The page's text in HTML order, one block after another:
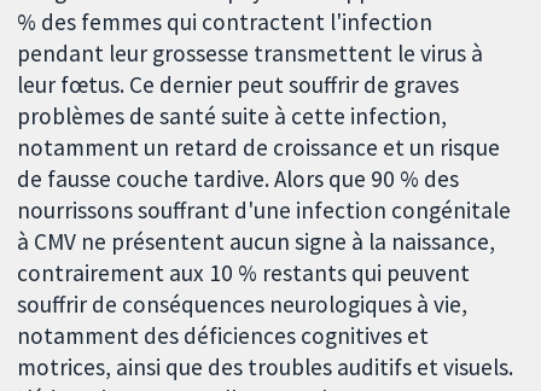
% des femmes qui contractent l'infection
pendant leur grossesse transmettent le virus à
leur fœtus. Ce dernier peut souffrir de graves
problèmes de santé suite à cette infection,
notamment un retard de croissance et un risque
de fausse couche tardive. Alors que 90 % des
nourrissons souffrant d'une infection congénitale
à CMV ne présentent aucun signe à la naissance,
contrairement aux 10 % restants qui peuvent
souffrir de conséquences neurologiques à vie,
notamment des déficiences cognitives et
motrices, ainsi que des troubles auditifs et visuels.